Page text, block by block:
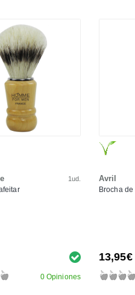
1ud.
0 Opiniones
Avril
Brocha
13,95€